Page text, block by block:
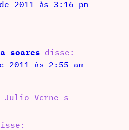
2011 às 3:16 pm
soares
disse:
2011 às 2:55 am
Verne s